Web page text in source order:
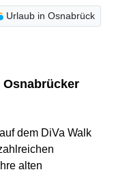
Urlaub in Osnabrück
Osnabrücker
dem DiVa Walk
alten